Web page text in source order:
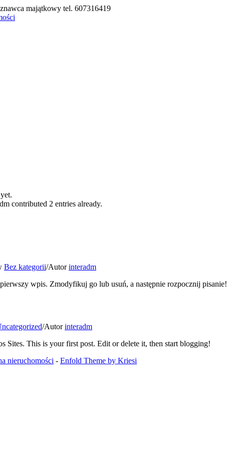
majątkowy tel. 607316419
contributed 2 entries already.
Bez kategorii/Autorinteradm
wpis. Zmodyfikuj go lub usuń, a następnie rozpocznij pisanie!
/Autorinteradm
Sites. This is your first post. Edit or delete it, then start blogging!
nieruchomości - Enfold Theme by Kriesi